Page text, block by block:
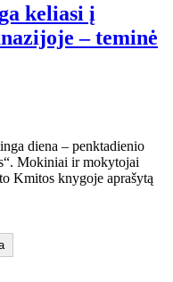
keliasi į
– teminė
diena – penktadienio
Mokiniai ir mokytojai
Kmitos knygoje aprašytą